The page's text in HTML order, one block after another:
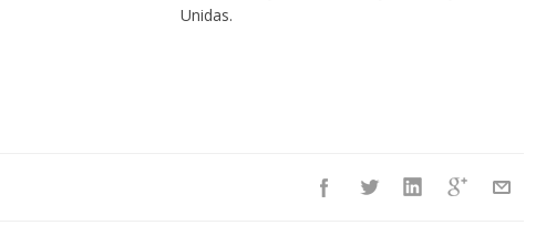
Unidas.